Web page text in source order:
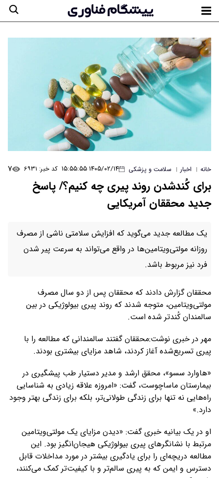
خانه | اخبار | سلامت و پزشکی ۱۴۰۵/۰۲/۱۴ ۱۵:۵۵:۵۵ کد خبر: ۶۹۳۱ ۷
برای کُندشدن روند پیری چه کنیم؟/ پاسخ
جدید محققان آمریکایی
یک مطالعه جدید می‌گوید که افزایش سلامتی ناشی از مصرف
روزانه مولتی‌ویتامین‌ها در واقع می‌تواند به سرعت پیر شدن
فرد نیز مربوط باشد.
محققان گزارش دادند که محققان پس از دو سال مصرف
مولتی‌ویتامین، متوجه شدند که روند پیری بیولوژیکی در بین
سالمندان کُندتر شده است.
مهر در خبری نوشت:محققان گفتند سالمندانی که مطالعه را با
پیری تسریع‌شده آغاز کردند، شاهد مزایای بیشتری بودند.
«هاوارد سسو»، محقق ارشد و مدیر دستیار طب پیشگیری در
بیمارستان ماساچوست، گفت: «امروزه علاقه زیادی به شناسایی
راه‌هایی نه تنها برای زندگی طولانی‌تر، بلکه برای زندگی بهتر وجود
دارد.»
او در یک بیانیه خبری گفت: «دیدن مزایای یک مولتی‌ویتامین
مرتبط با نشانگرهای پیری بیولوژیکی هیجان‌انگیز بود. این
مطالعه دریچه‌ای را برای یادگیری بیشتر در مورد مداخلات قابل
دسترس و ایمن که به پیری سالم‌تر و با کیفیت‌تر کمک می‌کنند،